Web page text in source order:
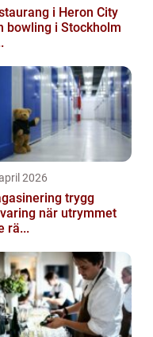
i Heron City
bowling i Stockholm
2026
trygg
när utrymmet
rä...